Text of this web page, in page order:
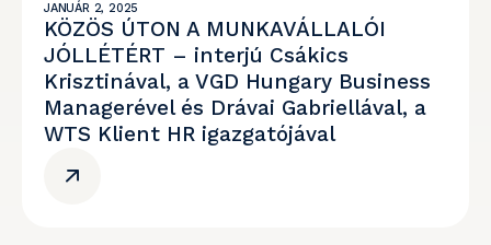
JANUÁR 2, 2025
KÖZÖS ÚTON A MUNKAVÁLLALÓI
JÓLLÉTÉRT – interjú Csákics
Krisztinával, a VGD Hungary Business
Managerével és Drávai Gabriellával, a
WTS Klient HR igazgatójával